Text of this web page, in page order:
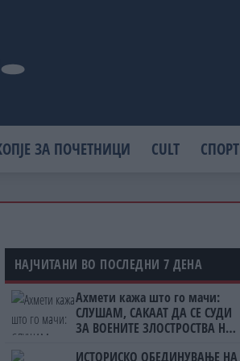
ЗА ПОЧЕТНИЦИ CULT СПОРТ
НАЈЧИТАНИ ВО ПОСЛЕДНИ 7 ДЕНА
Ахмети кажа што го мачи:
СЛУШАМ, САКААТ ДА СЕ СУДИ
ЗА ВОЕНИТЕ ЗЛОСТРОСТВА НА
ИСТОРИСКО ОБЕДИНУВАЊЕ НА